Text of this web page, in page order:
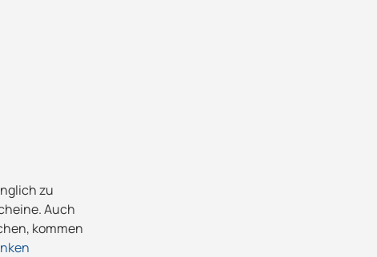
zu
Auch
kommen